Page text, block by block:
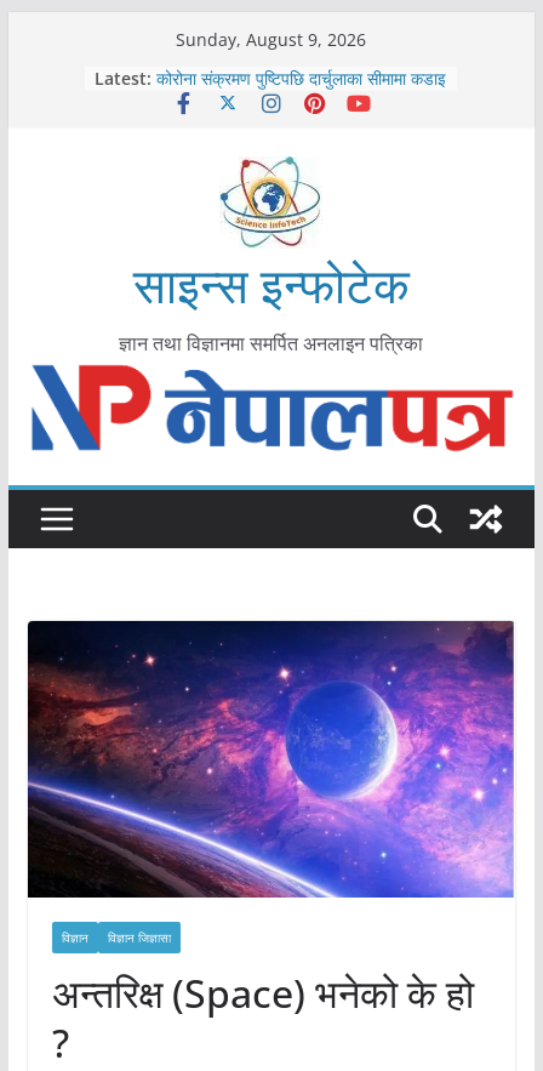
Sunday, August 9, 2026
Latest: काभ्रेपलाञ्चोकमा आयुर्वेद स्वास्थ्योपचारतर्फ
आकर्षण बढ्दै
विराटनगर महानगरद्वारा पूर्ण खोप सुनिश्चित घोषणा
मकवानपुरमा खोरेत रोग विरुद्धको खोप लगाउन
आयुर्वेद चिकित्सा प्रणालीको भूमिका महत्वपूर्ण छ :
मुख्यमन्त्री शाह
साइन्स इन्फोटेक
ज्ञान तथा विज्ञानमा समर्पित अनलाइन पत्रिका
विज्ञान विज्ञान जिज्ञासा
अन्तरिक्ष (Space) भनेको के हो
?